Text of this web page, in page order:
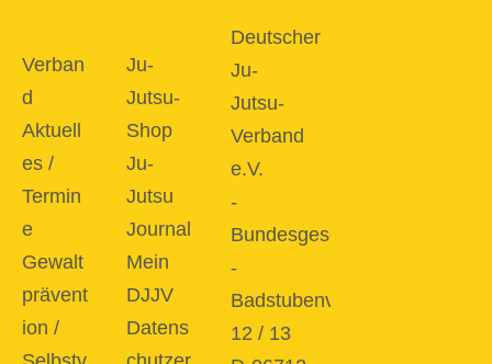
Verban
d
Aktuell
es /
Termin
e
Gewalt
prävent
ion /
Ju-
Jutsu-
Shop
Ju-
Jutsu
Journal
Mein
DJJV
Datens
Deutscher
Ju-
Jutsu-
Verband
e.V.
-
Bundesgeschäftsstelle
-
Badstubenvorstadt
12 / 13